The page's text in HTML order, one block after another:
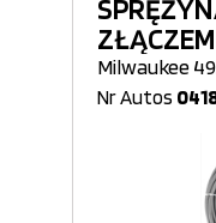
ZŁĄCZEM
Milwaukee
Nr Autos